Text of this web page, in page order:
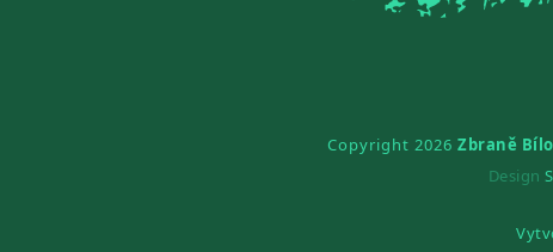
Copyright 2026 Zbraně
Design